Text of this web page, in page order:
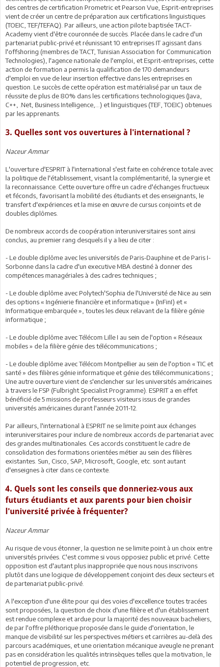
des centres de certification Prometric et Pearson Vue, Esprit-entreprises
vient de créer un centre de préparation aux certifications linguistiques
(TOEIC, TEF/TEFAQ). Par ailleurs, une action pilote baptisée TACT-
Academy vient d'être couronnée de succès. Placée dans le cadre d'un
partenariat public-privé et réunissant 10 entreprises IT agissant dans
l'offshoring (membres de TACT, Tunisian Association for Communication
Technologies), l'agence nationale de l'emploi, et Esprit-entreprises, cette
action de formation a permis la qualification de 170 demandeurs
d'emploi en vue de leur insertion effective dans les entreprises en
question. Le succès de cette opération est matérialisé par un taux de
réussite de plus de 80% dans les certifications technologiques (Java,
C++, .Net, Business Intelligence,…) et linguistiques (TEF, TOEIC) obtenues
par les apprenants.
3. Quelles sont vos ouvertures à l'international ?
Naceur Ammar
L'ouverture d'ESPRIT à l'international s'est faite en cohérence totale avec
la politique de l'établissement, visant la complémentarité, la synergie et
la reconnaissance. Cette ouverture offre un cadre d'échanges fructueux
et féconds, favorisant la mobilité des étudiants et des enseignants, le
transfert d'expériences et la mise en œuvre de cursus conjoints et de
doubles diplômes.
De nombreux accords de coopération interuniversitaires sont ainsi
conclus, au premier rang desquels il y a lieu de citer :
- Le double diplôme avec les universités de Paris-Dauphine et de Paris I-
Sorbonne dans la cadre d'un executive MBA destiné à donner des
compétences managériales à des cadres techniques ;
- Le double diplôme avec Polytech'Sophia de l'Université de Nice au sein
des options « Ingénierie financière et informatique » (InFinI) et «
Informatique embarquée », toutes les deux relavant de la filière génie
informatique ;
- Le double diplôme avec Télécom Lille I au sein de l'option « Réseaux
mobiles » de la filière génie des télécommunications ;
- Le double diplôme avec Télécom Montpellier au sein de l'option « TIC et
santé » des filières génie informatique et génie des télécommunications ;
Une autre ouverture vient de s'enclencher sur les universités américaines
à travers le FSP (Fulbright Specialist Programme). ESPRIT a en effet
bénéficié de 5 missions de professeurs visiteurs issus de grandes
universités américaines durant l'année 2011-12.
Par ailleurs, l'international à ESPRIT ne se limite point aux échanges
interuniversitaires pour inclure de nombreux accords de partenariat avec
des grandes multinationales. Ces accords constituent le cadre de
consolidation des formations orientées métier au sein des filières
existantes. Sun, Cisco, SAP, Microsoft, Google, etc. sont autant
d'enseignes à citer dans ce contexte.
4. Quels sont les conseils que donneriez-vous aux
futurs étudiants et aux parents pour bien choisir
l'université privée à fréquenter?
Naceur Ammar
Au risque de vous étonner, la question ne se limite point à un choix entre
universités privées. C'est comme si vous opposiez public et privé. Cette
opposition est d'autant plus inappropriée que nous nous inscrivons
plutôt dans une logique de développement conjoint des deux secteurs et
de partenariat public-privé.
A l'exception d'une élite pour qui des voies d'excellence toutes tracées
sont proposées, la question de choix d'une filière et d'un établissement
est rendue complexe et ardue pour la majorité des nouveaux bacheliers,
de par l'offre pléthorique proposée dans le guide d'orientation, le
manque de visibilité sur les perspectives métiers et carrières au-delà des
parcours académiques, et une orientation mécanique aveugle ne prenant
pas en considération les qualités intrinsèques telles que la motivation, le
potentiel de progression, etc.